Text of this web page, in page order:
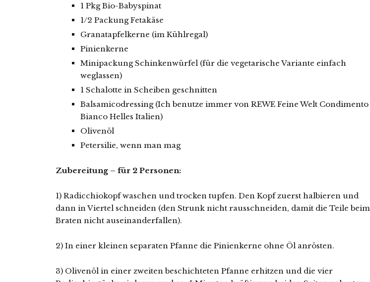
1 Pkg Bio-Babyspinat
1/2 Packung Fetakäse
Granatapfelkerne (im Kühlregal)
Pinienkerne
Minipackung Schinkenwürfel (für die vegetarische Variante einfach
weglassen)
1 Schalotte in Scheiben geschnitten
Balsamicodressing (Ich benutze immer von REWE Feine Welt Condimento
Bianco Helles Italien)
Olivenöl
Petersilie, wenn man mag
Zubereitung – für 2 Personen:
1) Radicchiokopf waschen und trocken tupfen. Den Kopf zuerst halbieren und
dann in Viertel schneiden (den Strunk nicht rausschneiden, damit die Teile beim
Braten nicht auseinanderfallen).
2) In einer kleinen separaten Pfanne die Pinienkerne ohne Öl anrösten.
3) Olivenöl in einer zweiten beschichteten Pfanne erhitzen und die vier